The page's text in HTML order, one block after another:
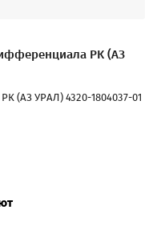
РК (АЗ
(АЗ УРАЛ) 4320-1804037-01